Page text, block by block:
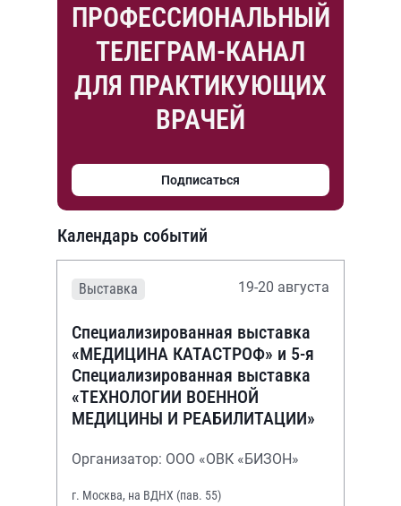
ПРОФЕССИОНАЛЬНЫЙ
ТЕЛЕГРАМ-КАНАЛ
ДЛЯ ПРАКТИКУЮЩИХ
ВРАЧЕЙ
Подписаться
Календарь событий
Выставка 19-20 августа
Специализированная выставка
«МЕДИЦИНА КАТАСТРОФ» и 5-я
Специализированная выставка
«ТЕХНОЛОГИИ ВОЕННОЙ
МЕДИЦИНЫ И РЕАБИЛИТАЦИИ»
Организатор: ООО «ОВК «БИЗОН»
г. Москва, на ВДНХ (пав. 55)